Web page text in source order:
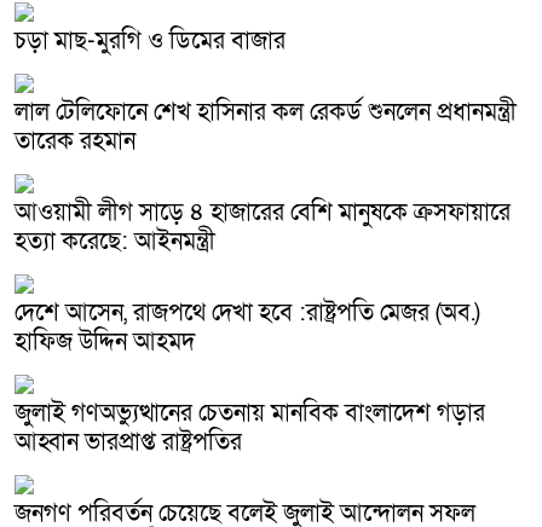
চড়া মাছ-মুরগি ও ডিমের বাজার
লাল টেলিফোনে শেখ হাসিনার কল রেকর্ড শুনলেন প্রধানমন্ত্রী
তারেক রহমান
আওয়ামী লীগ সাড়ে ৪ হাজারের বেশি মানুষকে ক্রসফায়ারে
হত্যা করেছে: আইনমন্ত্রী
দেশে আসেন, রাজপথে দেখা হবে :রাষ্ট্রপতি মেজর (অব.)
হাফিজ উদ্দিন আহমদ
জুলাই গণঅভ্যুত্থানের চেতনায় মানবিক বাংলাদেশ গড়ার
আহ্বান ভারপ্রাপ্ত রাষ্ট্রপতির
জনগণ পরিবর্তন চেয়েছে বলেই জুলাই আন্দোলন সফল